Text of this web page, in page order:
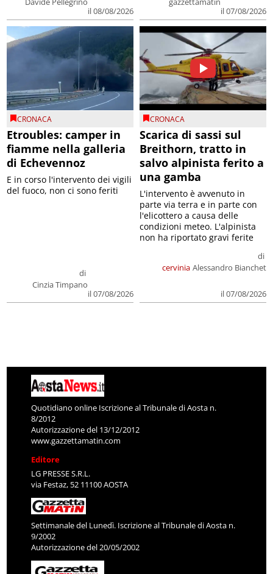
il 08/08/2026
il 07/08/2026
CRONACA
Etroubles: camper in
fiamme nella galleria
di Echevennoz
di
Cinzia Timpano
il 07/08/2026
E in corso l'intervento dei vigili
del fuoco, non ci sono feriti
CRONACA
Scarica di sassi sul
Breithorn, tratto in
salvo alpinista ferito a
una gamba
cervinia
di
Alessandro Bianchet
il 07/08/2026
L'intervento è avvenuto in
parte via terra e in parte con
l'elicottero a causa delle
condizioni meteo. L'alpinista
non ha riportato gravi ferite
Quotidiano online Iscrizione al Tribunale di Aosta n.
8/2012
Autorizzazione del 13/12/2012
www.gazzettamatin.com
Editore
LG PRESSE S.R.L.
via Festaz, 52 11100 AOSTA
Settimanale del Lunedì. Iscrizione al Tribunale di Aosta n.
9/2002
Autorizzazione del 20/05/2002